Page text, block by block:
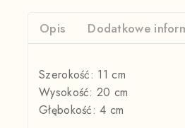
Opis Dodatkowe
Szerokość: 11 cm
Wysokość: 20 cm
Głębokość: 4 cm